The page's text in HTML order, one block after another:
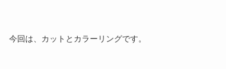
今回は、カットとカラーリングです。